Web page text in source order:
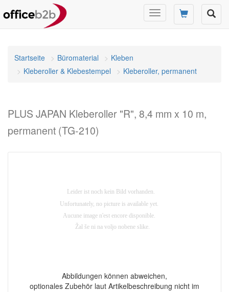
Navigation
umschalten
Startseite Büromaterial
Kleben
Kleberoller & Klebestempel
Kleberoller, permanent
PLUS JAPAN Kleberoller "R", 8,4 mm x 10 m,
permanent (TG-210)
Abbildungen können abweichen,
optionales Zubehör laut Artikelbeschreibung nicht im